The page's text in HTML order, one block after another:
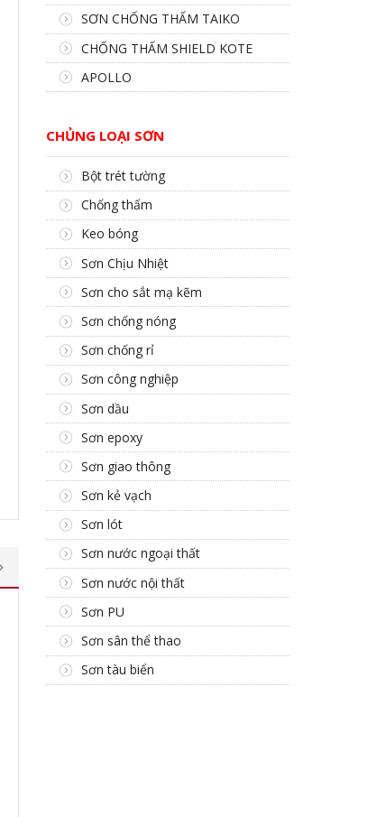
SƠN CHỐNG THẤM TAIKO
CHỐNG THẤM SHIELD KOTE
APOLLO
CHỦNG LOẠI SƠN
Bột trét tường
Chống thấm
Keo bóng
Sơn Chịu Nhiệt
Sơn cho sắt mạ kẽm
Sơn chống nóng
Sơn chống rỉ
Sơn công nghiệp
Sơn dầu
Sơn epoxy
Sơn giao thông
Sơn kẻ vạch
Sơn lót
Sơn nước ngoại thất
Sơn nước nội thất
Sơn PU
Sơn sân thể thao
Sơn tàu biển